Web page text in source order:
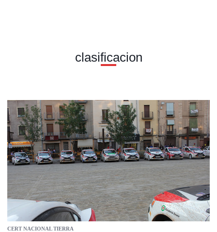
clasificacion
CERT NACIONAL TIERRA